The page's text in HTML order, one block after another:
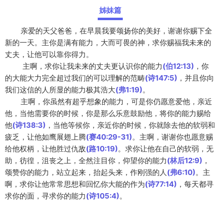
姊妹篇
亲爱的天父爸爸，在早晨我要颂扬你的美好，谢谢你赐下全
新的一天。主你是满有能力，大而可畏的神，求你赐福我未来的
丈夫，让他可以靠你得力。
主啊，求你让我未来的丈夫更认识你的能力(伯12:13) ，你
的大能大力完全超过我们的可以理解的范畴(诗147:5) ，并且你向
我们这信的人所显的能力极其浩大(弗1:19)。
主啊，你虽然有超乎想象的能力，可是你仍愿意爱他，亲近
他，当他需要你的时候，你是那么乐意鼓励他，将你的能力赐给
他(诗138:3) ，当他等候你，亲近你的时候，你就除去他的软弱和
疲乏，让他如鹰展翅上腾(赛40:29-31)。主啊，谢谢你也愿意赐
给他权柄，让他胜过仇敌(路10:19)。求你让他在自己的软弱，无
助，彷徨，沮丧之上，全然注目你，仰望你的能力(林后12:9) ，
颂赞你的能力，站立起来，抬起头来，作刚强的人 (弗6:10)。主
啊，求你让他常常思想和回忆你大能的作为(诗77:14) ，每天都寻
求你的面，寻求你的能力(诗105:4)。